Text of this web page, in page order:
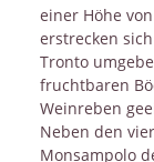
einer Höhe
erstrecken
Tronto
fruchtbaren
Weinreben
Neben den
Monsampolo